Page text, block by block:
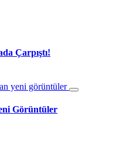
Çarpıştı!
Görüntüler